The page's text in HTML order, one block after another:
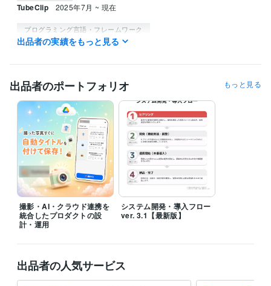
TubeClip 2025年7月 ~ 現在
プログラミング言語・フレームワーク
Python:7年Next.js:4年PostgreSQL:4年
Figma:4年Google スプレッドシート:7年
Excel:8年
ChatGPT:2年
その他ツール
Claude Code:0年Codex:0年
出品者の実績をもっと見る
出品者のポートフォリオ もっと見る
撮影・AI・クラウド連携を
統合したプロダクトの設
計・運用
システム開発・導入フロー
ver. 3.1【最新版】
出品者の人気サービス